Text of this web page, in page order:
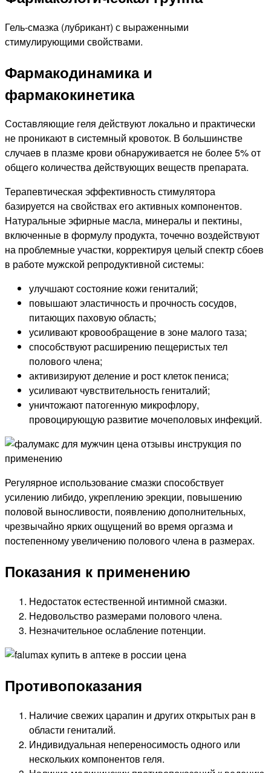
Гель-смазка (лубрикант) с выраженными
стимулирующими свойствами.
Фармакодинамика и
фармакокинетика
Составляющие геля действуют локально и практически
не проникают в системный кровоток. В большинстве
случаев в плазме крови обнаруживается не более 5% от
общего количества действующих веществ препарата.
Терапевтическая эффективность стимулятора
базируется на свойствах его активных компонентов.
Натуральные эфирные масла, минералы и пектины,
включенные в формулу продукта, точечно воздействуют
на проблемные участки, корректируя целый спектр сбоев
в работе мужской репродуктивной системы:
улучшают состояние кожи гениталий;
повышают эластичность и прочность сосудов,
питающих паховую область;
усиливают кровообращение в зоне малого таза;
способствуют расширению пещеристых тел
полового члена;
активизируют деление и рост клеток пениса;
усиливают чувствительность гениталий;
уничтожают патогенную микрофлору,
провоцирующую развитие мочеполовых инфекций.
Регулярное использование смазки способствует
усилению либидо, укреплению эрекции, повышению
половой выносливости, появлению дополнительных,
чрезвычайно ярких ощущений во время оргазма и
постепенному увеличению полового члена в размерах.
Показания к применению
Недостаток естественной интимной смазки.
Недовольство размерами полового члена.
Незначительное ослабление потенции.
Противопоказания
Наличие свежих царапин и других открытых ран в
области гениталий.
Индивидуальная непереносимость одного или
нескольких компонентов геля.